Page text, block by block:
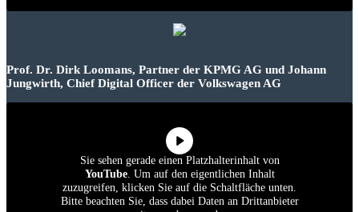
Prof. Dr. Dirk Loomans, Partner der KPMG AG und Johann
Jungwirth, Chief Digital Officer der Volkswagen AG
Sie sehen gerade einen Platzhalterinhalt von
YouTube. Um auf den eigentlichen Inhalt
zuzugreifen, klicken Sie auf die Schaltfläche unten.
Bitte beachten Sie, dass dabei Daten an Drittanbieter